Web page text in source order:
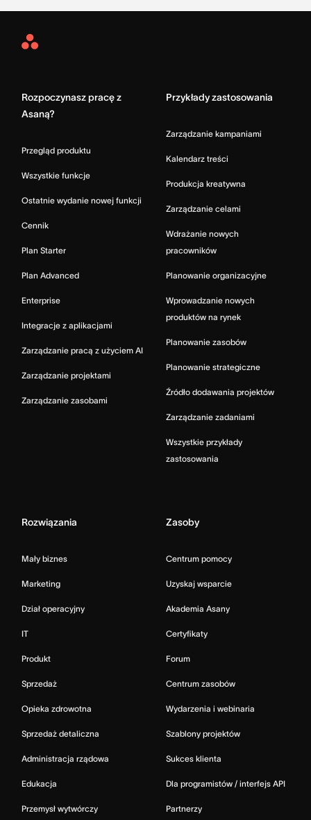
Asana
Rozpoczynasz pracę z
Asaną?
Przegląd produktu
Wszystkie funkcje
Ostatnie wydanie nowej funkcji
Cennik
Plan Starter
Plan Advanced
Enterprise
Integracje z aplikacjami
Zarządzanie pracą z użyciem AI
Zarządzanie projektami
Zarządzanie zasobami
Przykłady zastosowania
Zarządzanie kampaniami
Kalendarz treści
Produkcja kreatywna
Zarządzanie celami
Wdrażanie nowych
pracowników
Planowanie organizacyjne
Wprowadzanie nowych
produktów na rynek
Planowanie zasobów
Planowanie strategiczne
Źródło dodawania projektów
Zarządzanie zadaniami
Wszystkie przykłady
zastosowania
Rozwiązania
Mały biznes
Marketing
Dział operacyjny
IT
Produkt
Sprzedaż
Opieka zdrowotna
Sprzedaż detaliczna
Administracja rządowa
Edukacja
Przemysł wytwórczy
Zasoby
Centrum pomocy
Uzyskaj wsparcie
Akademia Asany
Certyfikaty
Forum
Centrum zasobów
Wydarzenia i webinaria
Szablony projektów
Sukces klienta
Dla programistów / interfejs API
Partnerzy